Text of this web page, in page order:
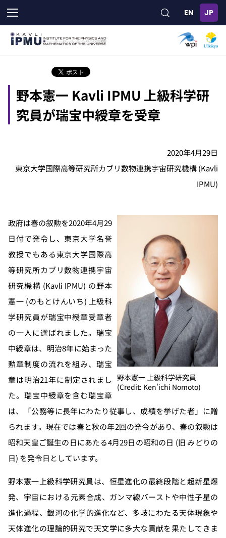
メ
イ
ン
野本憲一 Kavli IPMU 上級科学研
究員が瑞宝中綬章を受章
2020年4月29日
東京大学国際高等研究所カブリ数物連携宇宙研究機構 (Kavli
IPMU)
野本憲一 上級科学研究員
(Credit: Ken'ichi Nomoto)
政府は春の叙勲を2020年4月29
日付で発令し、東京大学名誉
教授でもある東京大学国際高
等研究所カブリ数物連携宇宙
研究機構 (Kavli IPMU) の野本
憲一 (のもとけんいち) 上級科
学研究員が瑞宝中綬章受章者
の一人に選ばれました。瑞宝
中綬章は、明治8年に始まった
勲章制度の流れを組み、瑞宝
章は明治21年に制定されまし
た。瑞宝中綬章を含む瑞宝章
は、「公務等に長年にわたり従事し、成績を挙げた者」に贈
られます。現在では春と秋の年2回の発令があり、春の叙勲は
昭和天皇ご誕生の日にあたる4月29日の昭和の日 (旧 みどりの
日) を発令日としています。
野本憲一上級科学研究員は、恒星進化の最終段階と超新星爆
発、宇宙における元素合成、ガンマ線バーストや中性子星の
進化過程、銀河の化学的進化など、多岐にわたる天体現象や
天体進化の理論的研究で天文学に多大な貢献を果たしてきま